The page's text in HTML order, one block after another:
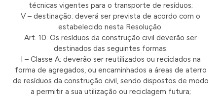
técnicas vigentes para o transporte de resíduos;
V – destinação: deverá ser prevista de acordo com o
estabelecido nesta Resolução.
Art. 10. Os resíduos da construção civil deverão ser
destinados das seguintes formas:
I – Classe A: deverão ser reutilizados ou reciclados na
forma de agregados, ou encaminhados a áreas de aterro
de resíduos da construção civil, sendo dispostos de modo
a permitir a sua utilização ou reciclagem futura;